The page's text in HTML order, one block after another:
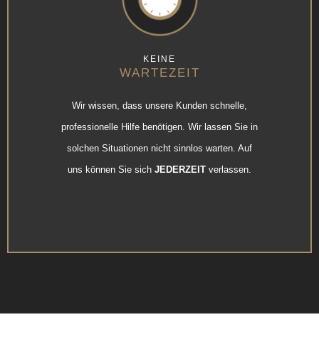
KEINE
WARTEZEIT
Wir wissen, dass unsere Kunden schnelle,
professionelle Hilfe benötigen. Wir lassen Sie in
solchen Situationen nicht sinnlos warten. Auf
uns können Sie sich JEDERZEIT verlassen.